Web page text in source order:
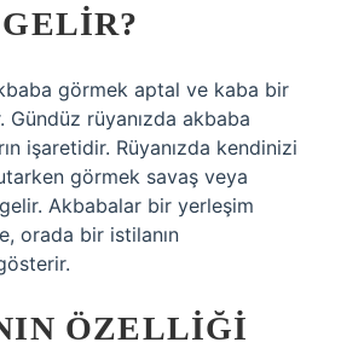
görmek aptal ve kaba bir
Gündüz rüyanızda akbaba
işaretidir. Rüyanızda kendinizi
görmek savaş veya
gelir. Akbabalar bir yerleşim
orada bir istilanın
ÖZELLIĞI